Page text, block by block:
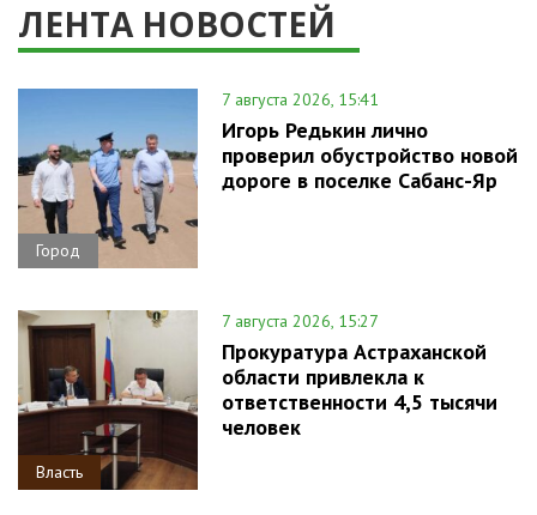
ЛЕНТА НОВОСТЕЙ
Город
7 августа 2026, 15:41
Игорь Редькин лично
проверил обустройство новой
дороге в поселке Сабанс-Яр
Власть
7 августа 2026, 15:27
Прокуратура Астраханской
области привлекла к
ответственности 4,5 тысячи
человек